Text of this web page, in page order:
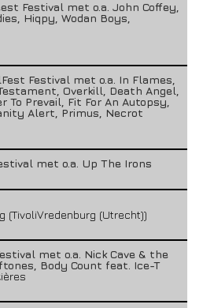
Festival met o.a. John Coffey,
Hiqpy, Wodan Boys,
Festival met o.a. In Flames,
Overkill, Death Angel,
To Prevail, Fit For An Autopsy,
Alert, Primus, Necrot
met o.a. Up The Irons
(TivoliVredenburg (Utrecht))
met o.a. Nick Cave & the
Body Count feat. Ice-T